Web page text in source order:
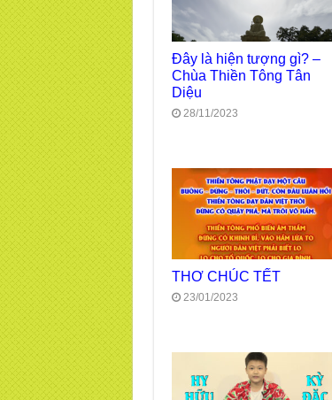
Đây là hiện tượng gì? –
Chùa Thiền Tông Tân
Diệu
28/11/2023
THƠ CHÚC TẾT
23/01/2023